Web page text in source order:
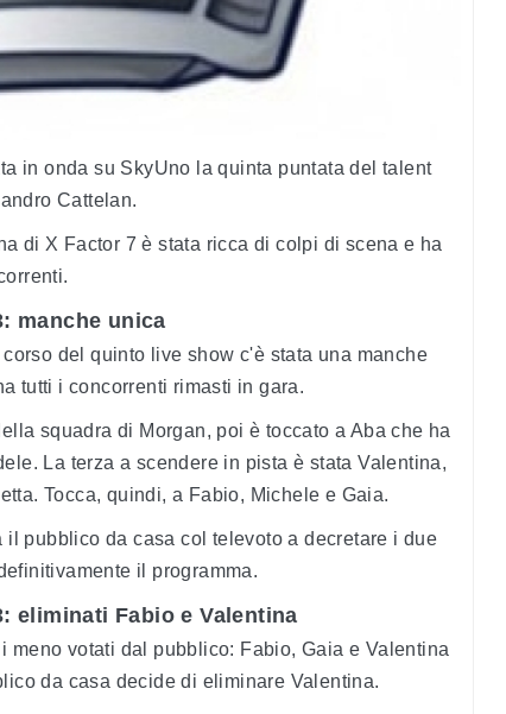
in onda su SkyUno la quinta puntata del talent
Cattelan.
di X Factor 7 è stata ricca di colpi di scena e ha
manche unica
del quinto live show c'è stata una manche
tutti i concorrenti rimasti in gara.
squadra di Morgan, poi è toccato a Aba che ha
La terza a scendere in pista è stata Valentina,
Tocca, quindi, a Fabio, Michele e Gaia.
pubblico da casa col televoto a decretare i due
il programma.
eliminati Fabio e Valentina
meno votati dal pubblico: Fabio, Gaia e Valentina
da casa decide di eliminare Valentina.